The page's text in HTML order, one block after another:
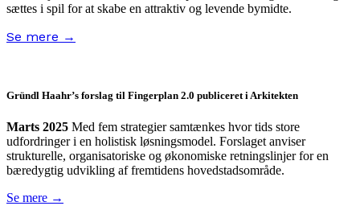
sættes i spil for at skabe en attraktiv og levende bymidte.
Se mere →
Gründl Haahr’s forslag til Fingerplan 2.0 publiceret i Arkitekten
Marts 2025 Med fem strategier samtænkes hvor tids store
udfordringer i en holistisk løsningsmodel. Forslaget anviser
strukturelle, organisatoriske og økonomiske retningslinjer for en
bæredygtig udvikling af fremtidens hovedstadsområde.
Se mere →